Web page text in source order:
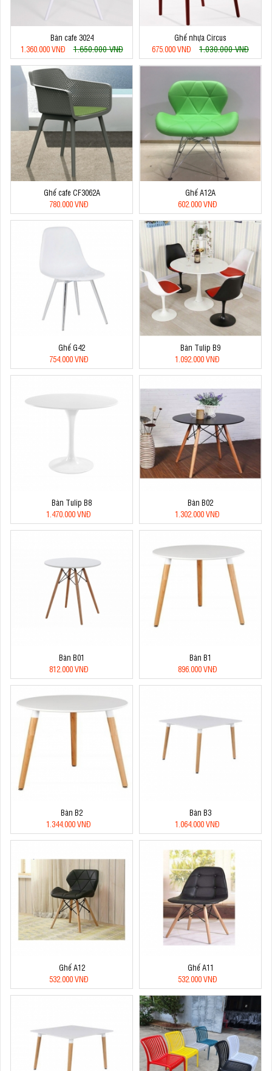
Bàn cafe 3024
1.360.000 VNĐ
1.650.000 VNĐ
Ghế nhựa Circus
675.000 VNĐ
1.030.000 VNĐ
Ghế cafe CF3062A
780.000 VNĐ
Ghế A12A
602.000 VNĐ
Ghế G42
754.000 VNĐ
Bàn Tulip B9
1.092.000 VNĐ
Bàn Tulip B8
1.470.000 VNĐ
Bàn B02
1.302.000 VNĐ
Bàn B01
812.000 VNĐ
Bàn B1
896.000 VNĐ
Bàn B2
1.344.000 VNĐ
Bàn B3
1.064.000 VNĐ
Ghế A12
532.000 VNĐ
Ghế A11
532.000 VNĐ